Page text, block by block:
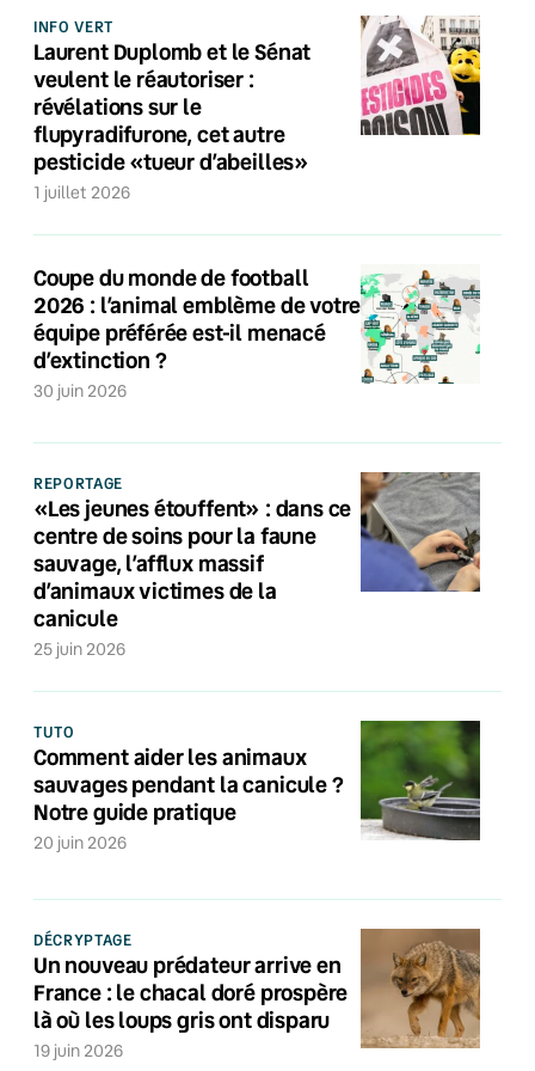
INFO VERT
Laurent Duplomb et le Sénat
veulent le réautoriser :
révélations sur le
flupyradifurone, cet autre
pesticide «tueur d’abeilles»
1 juillet 2026
Coupe du monde de football
2026 : l’animal emblème de votre
équipe préférée est-il menacé
d’extinction ?
30 juin 2026
REPORTAGE
«Les jeunes étouffent» : dans ce
centre de soins pour la faune
sauvage, l’afflux massif
d’animaux victimes de la
canicule
25 juin 2026
TUTO
Comment aider les animaux
sauvages pendant la canicule ?
Notre guide pratique
20 juin 2026
DÉCRYPTAGE
Un nouveau prédateur arrive en
France : le chacal doré prospère
là où les loups gris ont disparu
19 juin 2026